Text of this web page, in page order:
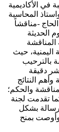
في الأكاديمية
المحاسبة
-مناقشاً
الحديثة
اليمنية، حيث
بالترحيب
دقيقة
النتائج
والحكم؛
تقدمت لجنة
بشكل
بمنح